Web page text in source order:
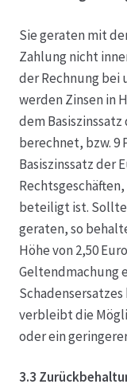
Sie geraten mit
Zahlung nicht
der Rechnung bei
werden Zinsen in
dem
berechnet, bzw.
Basiszinssatz der
beteiligt ist.
geraten, so
Höhe von 2,50
Geltendmachung
verbleibt die
oder ein
3.3